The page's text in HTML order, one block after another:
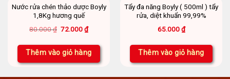
Nước rửa chén thảo dược Boyly
1,8Kg hương quế
80.000₫ Giá
80.000 ₫.
72.000₫Giá
hiện
72.000 ₫.
Thêm vào giỏ hàng
Tẩy đa năng Boyly ( 500ml ) tẩy
rửa, diệt khuẩn 99,99%
65.000₫
Thêm vào giỏ hàng